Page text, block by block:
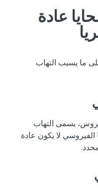
عادة
ما يسبب التهاب
يسمى التهاب
الفيروسي لا يكون عادة